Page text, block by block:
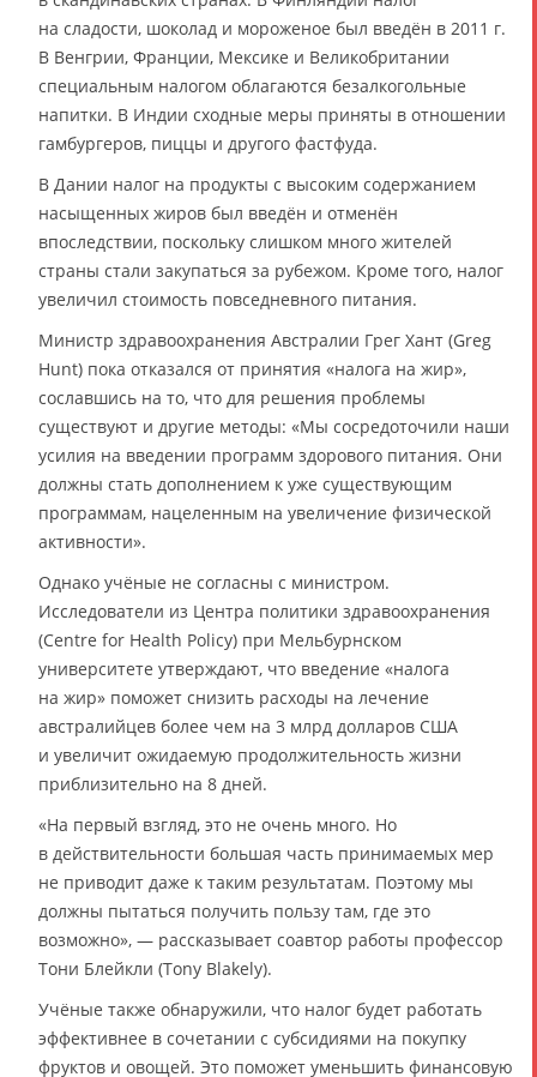
на сладости, шоколад и мороженое был введён в 2011 г.
В Венгрии, Франции, Мексике и Великобритании
специальным налогом облагаются безалкогольные
напитки. В Индии сходные меры приняты в отношении
гамбургеров, пиццы и другого фастфуда.
В Дании налог на продукты с высоким содержанием
насыщенных жиров был введён и отменён
впоследствии, поскольку слишком много жителей
страны стали закупаться за рубежом. Кроме того, налог
увеличил стоимость повседневного питания.
Министр здравоохранения Австралии Грег Хант (Greg
Hunt) пока отказался от принятия «налога на жир»,
сославшись на то, что для решения проблемы
существуют и другие методы: «Мы сосредоточили наши
усилия на введении программ здорового питания. Они
должны стать дополнением к уже существующим
программам, нацеленным на увеличение физической
активности».
Однако учёные не согласны с министром.
Исследователи из Центра политики здравоохранения
(Centre for Health Policy) при Мельбурнском
университете утверждают, что введение «налога
на жир» поможет снизить расходы на лечение
австралийцев более чем на 3 млрд долларов США
и увеличит ожидаемую продолжительность жизни
приблизительно на 8 дней.
«На первый взгляд, это не очень много. Но
в действительности большая часть принимаемых мер
не приводит даже к таким результатам. Поэтому мы
должны пытаться получить пользу там, где это
возможно», — рассказывает соавтор работы профессор
Тони Блейкли (Tony Blakely).
Учёные также обнаружили, что налог будет работать
эффективнее в сочетании с субсидиями на покупку
фруктов и овощей. Это поможет уменьшить финансовую